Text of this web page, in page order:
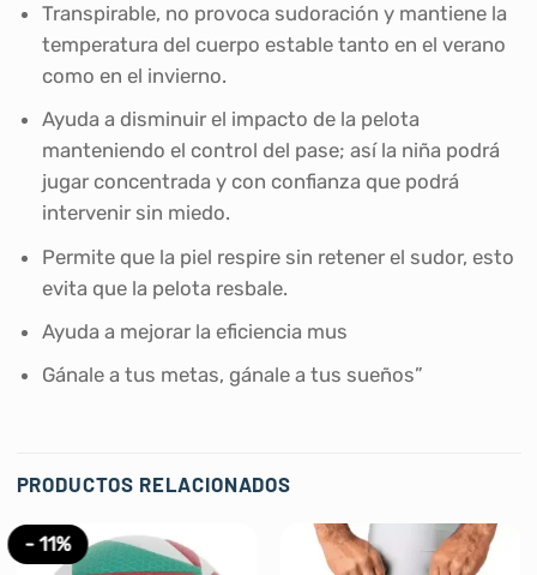
Transpirable, no provoca sudoración y mantiene la
temperatura del cuerpo estable tanto en el verano
como en el invierno.
Ayuda a disminuir el impacto de la pelota
manteniendo el control del pase; así la niña podrá
jugar concentrada y con confianza que podrá
intervenir sin miedo.
Permite que la piel respire sin retener el sudor, esto
evita que la pelota resbale.
Ayuda a mejorar la eficiencia mus
Gánale a tus metas, gánale a tus sueños”
PRODUCTOS RELACIONADOS
- 11%